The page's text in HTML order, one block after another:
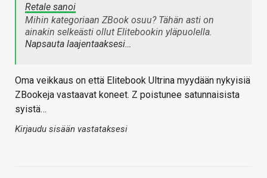
Retale sanoi
Mihin kategoriaan ZBook osuu? Tähän asti on
ainakin selkeästi ollut Elitebookin yläpuolella.
Napsauta laajentaaksesi…
Oma veikkaus on että Elitebook Ultrina myydään nykyisiä
ZBookeja vastaavat koneet. Z poistunee satunnaisista
syistä…
Kirjaudu sisään vastataksesi